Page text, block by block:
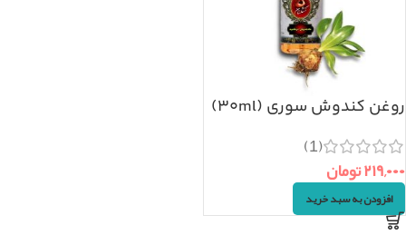
روغن کندوش سوری (۳۰ml)
(1)
۲۱۹,۰۰۰تومان
افزودن به سبد خرید